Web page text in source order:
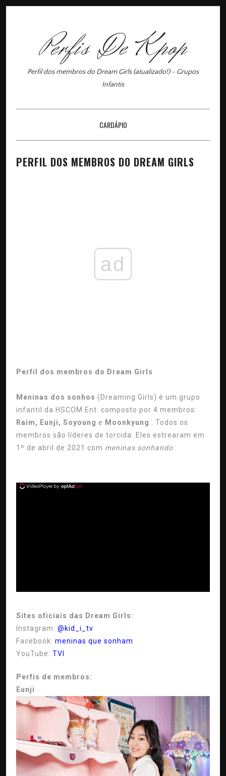
Perfis De Kpop
Perfil dos membros do Dream Girls (atualizado!) - Grupos
Infantis
CARDÁPIO
×
PERFIL DOS MEMBROS DO DREAM GIRLS
ad
Perfil dos membros do Dream Girls
Meninas dos sonhos (Dreaming Girls) é um grupo
infantil da HSCOM Ent. composto por 4 membros:
Raim, Eunji, Soyoung e Moonkyung
. Todos os
membros são líderes de torcida. Eles estrearam em
1º de abril de 2021 com meninas sonhando
Sites oficiais das Dream Girls:
Instagram: @kid_i_tv
Facebook: meninas que sonham
YouTube: TVI
Perfis de membros:
Eunji